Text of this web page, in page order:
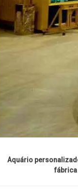
Aquário
fábrica